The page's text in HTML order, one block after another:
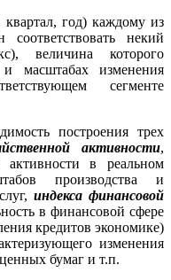
год) каждому из
некий
величина которого
и масштабах изменения
сегменте
построения трех
активности,
активности в реальном
производства и
индекса финансовой
в финансовой сфере
кредитов экономике)
изменения
бумаг и т.п.